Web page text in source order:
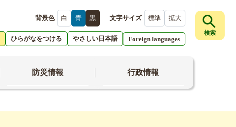
背景色 白 青 黒 文字サイズ 標準 拡大
ひらがなをつける やさしい日本語 Foreign languages
検索
防災情報 行政情報